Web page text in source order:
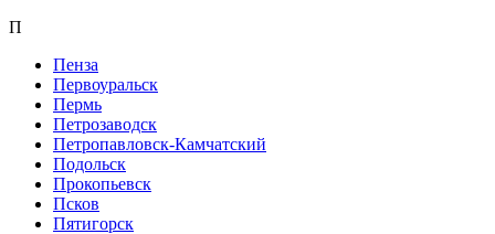
П
Пенза
Первоуральск
Пермь
Петрозаводск
Петропавловск-Камчатский
Подольск
Прокопьевск
Псков
Пятигорск